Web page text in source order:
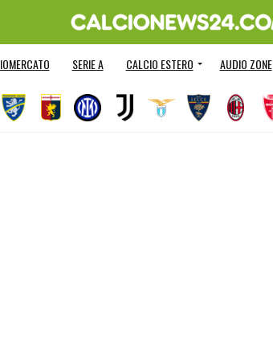
SERIE A CALCIO ESTERO AUDIO ZONE